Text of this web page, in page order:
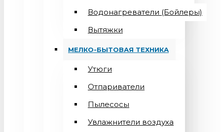
Водонагреватели (Бойлеры)
Вытяжки
МЕЛКО-БЫТОВАЯ ТЕХНИКА
Утюги
Отпариватели
Пылесосы
Увлажнители воздуха